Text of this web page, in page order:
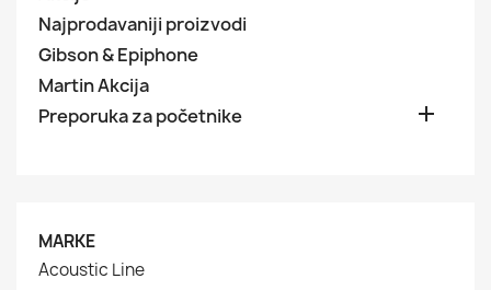
Najprodavaniji proizvodi
Gibson & Epiphone
Martin Akcija
Preporuka za početnike

MARKE
Acoustic Line